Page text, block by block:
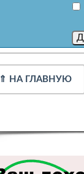
⇑ НА ГЛАВНУЮ